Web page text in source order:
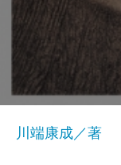
川端康成／著